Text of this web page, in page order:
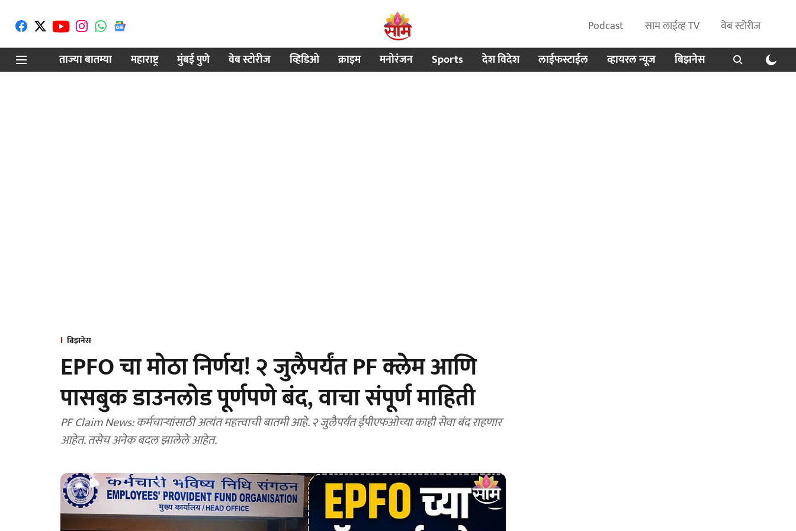
Podcast साम लाईव्ह TV
वेब स्टोरीज
ताज्या बातम्या
महाराष्ट्र मुंबई पुणे वेब स्टोरीज व्हिडिओ क्राइम मनोरंजन Sports देश विदेश लाईफस्टाईल व्हायरल न्यूज बिझनेस
बिझनेस
EPFO चा मोठा निर्णय! २ जुलैपर्यंत PF क्लेम आणि
पासबुक डाउनलोड पूर्णपणे बंद, वाचा संपूर्ण माहिती
PF Claim News: कर्मचाऱ्यांसाठी अत्यंत महत्त्वाची बातमी आहे. २ जुलैपर्यंत ईपीएफओच्या काही सेवा बंद राहणार
आहेत. तसेच अनेक बदल झालेले आहेत.